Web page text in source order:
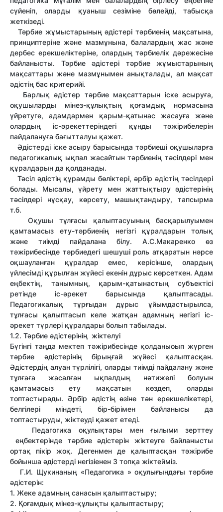
сүйеніп, оларды қуаныш сезіміне бөлейді, табысқа
жеткізеді.
Тәрбие жұмыстарының әдістері тәрбиенің мақсатына,
принциптеріне және мазмұнына, балалардың жас және
дербес ерекшеліктеріне, олардың тәрбиелік дәрежесіне
байланысты. Тәрбие әдістері тәрбие жұмыстарының
мақсаттары және мазмұнымен анықталады, ал мақсат
әдістің бас критерийі.
Барлық әдістер тәрбие мақсаттарын іске асыруға,
оқушыларды мінез-құлықтың қоғамдық нормасына
үйретуге, адамдармен қарым-қатынас жасауға және
олардың іс-әрекеттеріндегі құнды тәжірибелерін
пайдалануға бағытталуы қажет.
Әдістерді іске асыру барысында тәрбиеші оқушыларға
педагогикалық ықпал жасайтын тәрбиенің тәсілдері мен
құралдарын да қолданады.
Тәсіл әдістің құрамды бөліктері, әрбір әдістің тәсілдері
болады. Мысалы, үйрету мен жаттықтыру әдістерінің
тәсілдері нұсқау, көрсету, машықтандыру, тапсырма
т.б.
Оқушы тұлғасы қалыптасуының басқарылуымен
қамтамасыз ету-тәрбиенің негізгі құралдарын толық
және тиімді пайдалана білу. А.С.Макаренко өз
тәжірибесінде тәрбиедегі шешуші роль атқаратын нәрсе
оқшауланған құралдар емес, керісінше, олардың
үйлесімді құрылған жүйесі екенін дұрыс көрсеткен. Адам
еңбектің, танымның, қарым-қатынастың субъектісі
ретінде іс-әрекет барысында қалыптасады.
Педагогикалық тұрғыдан дұрыс ұйымдастырылса,
тұлғасы қалыптасып келе жатқан адамның негізгі іс-
әрекет түрлері құралдары болып табылады.
1.2. Тәрбие әдістерінің жіктелуі
Бүгінгі таңда мектеп тәжірибесінде қолданыоып жүрген
тәрбие әдістерінің бірыңғай жүйесі қалыптасқан.
Әдістердің алуан түрлілігі, оларды тиімді пайдалану және
тұлғаға жасалған ықпалдың нәтижелі болуын
қамтамасыз ету мақсатын көздеп, оларды
топтастырады. Әрбір әдістің өзіне тән ерекшелікетері,
белгілері міндеті, бір-бірімен байланысы да
топтастыруды, жіктеуді қажет етеді.
Педагогика оқулықтары мен ғылыми зерттеу
еңбектерінде тәрбие әдістерін жіктеуге байланысты
ортақ пікір жоқ. Дегенмен де қалыптасқан тәжірибе
бойынша әдістерді негізіенен 3 топқа жіктейміз.
Г.И. Щукинаның «Педагогика » оқулығындағы тәрбие
әдістерін:
1. Жеке адамның санасын қалыптастыру;
2. Қоғамдық мінез-құлықты қалыптастыру;